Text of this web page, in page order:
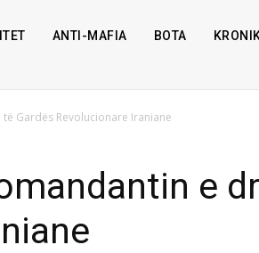
ANTI-MAFIA BOTA
Gardës Revolucionare Iraniane
e